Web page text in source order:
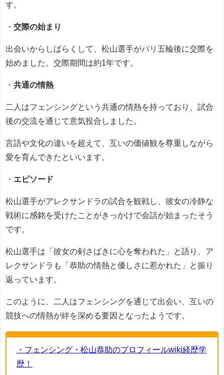
す。
・ 交際の始まり
出会いからしばらくして、松山選手がパリ五輪後に交際を
始めました。交際期間は約1年です。
・ 共通の情熱
二人はフェンシングという共通の情熱を持っており、試合
後の交流を通じて意気投合しました。
言語や文化の違いを超えて、互いの価値観を尊重しながら
愛を育んできたといいます。
・ エピソード
松山選手がアレクサンドラの試合を観戦し、彼女の冷静な
戦術に感銘を受けたことがきっかけで会話が始まったそう
です。
松山選手は「彼女の剣さばきに心を奪われた」と語り、ア
レクサンドラも「恭助の情熱と優しさに惹かれた」と振り
返っています。
このように、二人はフェンシングを通じて出会い、互いの
競技への情熱が絆を深める要因となったようです。
・フェンシング・松山恭助のプロフィールwiki経歴学
歴！